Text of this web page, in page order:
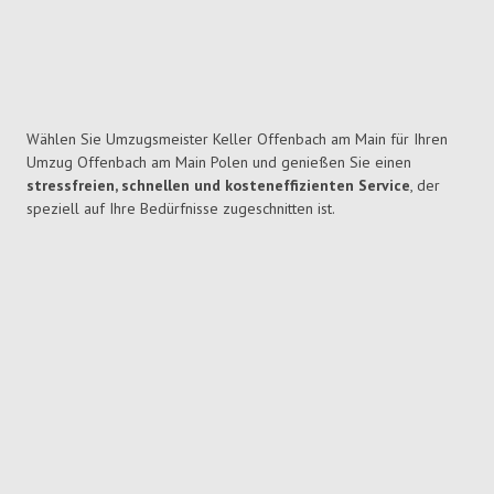
Wählen Sie Umzugsmeister Keller Offenbach am Main für Ihren
Umzug Offenbach am Main Polen und genießen Sie einen
stressfreien, schnellen und kosteneffizienten Service, der
speziell auf Ihre Bedürfnisse zugeschnitten ist.